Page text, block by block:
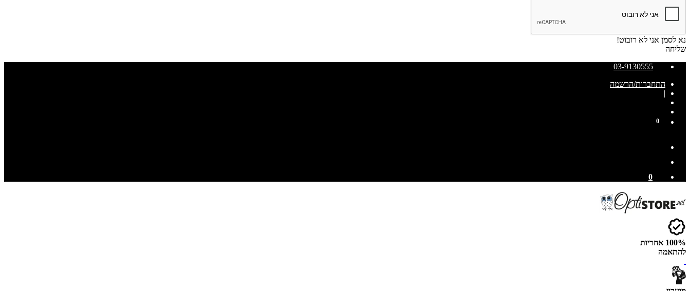
נא לסמן אני לא רובוט!
שליחה
03-9130555
התחברות/הרשמה
|
0
0
100% אחריות
להתאמה